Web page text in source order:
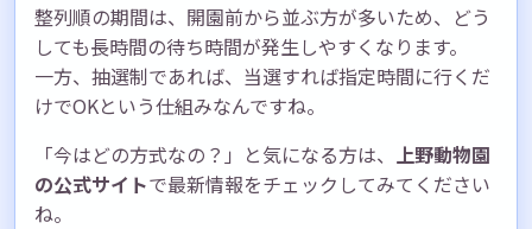
整列順の期間は、開園前から並ぶ方が多いため、どう
しても長時間の待ち時間が発生しやすくなります。
一方、抽選制であれば、当選すれば指定時間に行くだ
けでOKという仕組みなんですね。
「今はどの方式なの？」と気になる方は、 上野動物園
の公式サイトで最新情報をチェックしてみてください
ね。